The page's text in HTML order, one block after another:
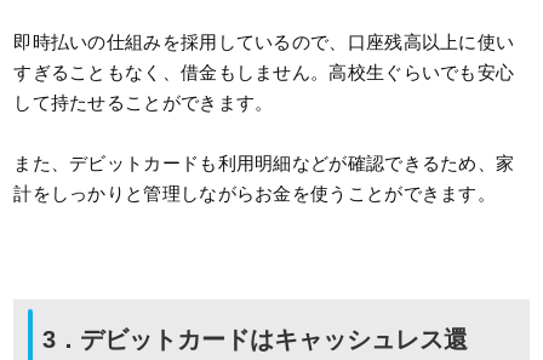
即時払いの仕組みを採用しているので、口座残高以上に使い
すぎることもなく、借金もしません。高校生ぐらいでも安心
して持たせることができます。
また、デビットカードも利用明細などが確認できるため、家
計をしっかりと管理しながらお金を使うことができます。
3．デビットカードはキャッシュレス還